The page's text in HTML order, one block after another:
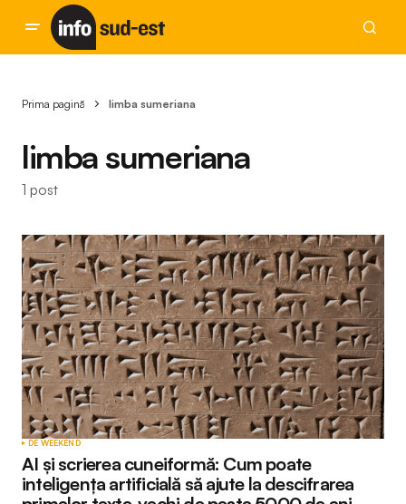
Prima pagină limba sumeriana
limba sumeriana
1 post
DE WEEKEND
AI și scrierea cuneiformă: Cum poate
inteligența artificială să ajute la descifrarea